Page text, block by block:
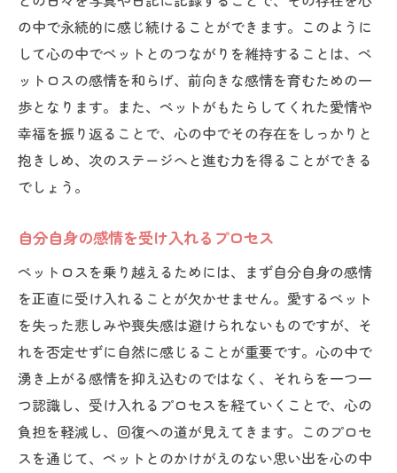
の中で永続的に感じ続けることができます。このように
して心の中でペットとのつながりを維持することは、ペ
ットロスの感情を和らげ、前向きな感情を育むための一
歩となります。また、ペットがもたらしてくれた愛情や
幸福を振り返ることで、心の中でその存在をしっかりと
抱きしめ、次のステージへと進む力を得ることができる
でしょう。
自分自身の感情を受け入れるプロセス
ペットロスを乗り越えるためには、まず自分自身の感情
を正直に受け入れることが欠かせません。愛するペット
を失った悲しみや喪失感は避けられないものですが、そ
れを否定せずに自然に感じることが重要です。心の中で
湧き上がる感情を抑え込むのではなく、それらを一つ一
つ認識し、受け入れるプロセスを経ていくことで、心の
負担を軽減し、回復への道が見えてきます。このプロセ
スを通じて、ペットとのかけがえのない思い出を心の中